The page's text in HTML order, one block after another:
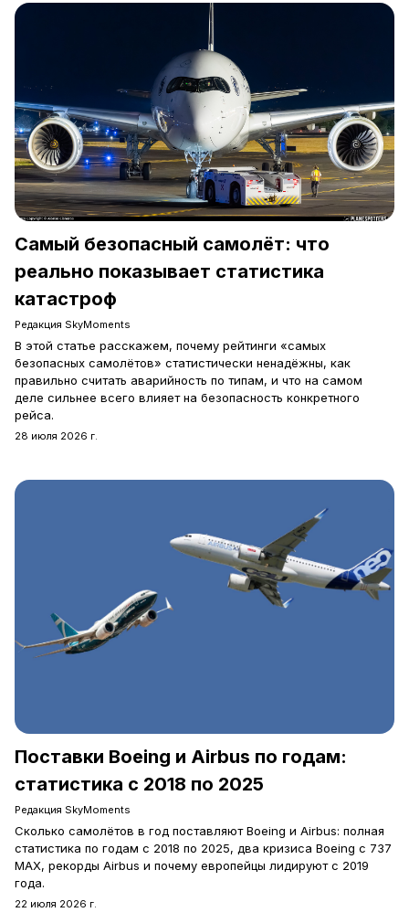
Самый безопасный самолёт: что
реально показывает статистика
катастроф
Редакция SkyMoments
В этой статье расскажем, почему рейтинги «самых
безопасных самолётов» статистически ненадёжны, как
правильно считать аварийность по типам, и что на самом
деле сильнее всего влияет на безопасность конкретного
рейса.
28 июля 2026 г.
Поставки Boeing и Airbus по годам:
статистика с 2018 по 2025
Редакция SkyMoments
Сколько самолётов в год поставляют Boeing и Airbus: полная
статистика по годам с 2018 по 2025, два кризиса Boeing с 737
MAX, рекорды Airbus и почему европейцы лидируют с 2019
года.
22 июля 2026 г.